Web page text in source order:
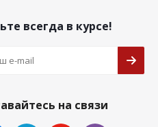
всегда в курсе!
на связи